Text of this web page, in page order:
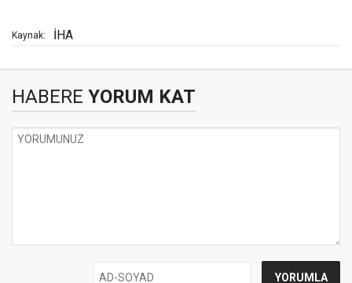
Kaynak: İHA
HABERE YORUM KAT